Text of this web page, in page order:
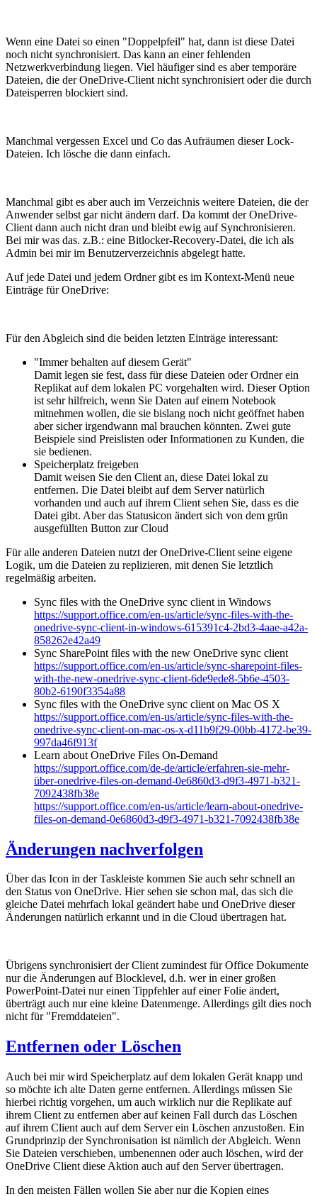
Wenn eine Datei so einen "Doppelpfeil" hat, dann ist diese Datei
noch nicht synchronisiert. Das kann an einer fehlenden
Netzwerkverbindung liegen. Viel häufiger sind es aber temporäre
Dateien, die der OneDrive-Client nicht synchronisiert oder die durch
Dateisperren blockiert sind.
Manchmal vergessen Excel und Co das Aufräumen dieser Lock-
Dateien. Ich lösche die dann einfach.
Manchmal gibt es aber auch im Verzeichnis weitere Dateien, die der
Anwender selbst gar nicht ändern darf. Da kommt der OneDrive-
Client dann auch nicht dran und bleibt ewig auf Synchronisieren.
Bei mir was das. z.B.: eine Bitlocker-Recovery-Datei, die ich als
Admin bei mir im Benutzerverzeichnis abgelegt hatte.
Auf jede Datei und jedem Ordner gibt es im Kontext-Menü neue
Einträge für OneDrive:
Für den Abgleich sind die beiden letzten Einträge interessant:
"Immer behalten auf diesem Gerät"
Damit legen sie fest, dass für diese Dateien oder Ordner ein
Replikat auf dem lokalen PC vorgehalten wird. Dieser Option
ist sehr hilfreich, wenn Sie Daten auf einem Notebook
mitnehmen wollen, die sie bislang noch nicht geöffnet haben
aber sicher irgendwann mal brauchen könnten. Zwei gute
Beispiele sind Preislisten oder Informationen zu Kunden, die
sie bedienen.
Speicherplatz freigeben
Damit weisen Sie den Client an, diese Datei lokal zu
entfernen. Die Datei bleibt auf dem Server natürlich
vorhanden und auch auf ihrem Client sehen Sie, dass es die
Datei gibt. Aber das Statusicon ändert sich von dem grün
ausgefüllten Button zur Cloud
Für alle anderen Dateien nutzt der OneDrive-Client seine eigene
Logik, um die Dateien zu replizieren, mit denen Sie letztlich
regelmäßig arbeiten.
Sync files with the OneDrive sync client in Windows
https://support.office.com/en-us/article/sync-files-with-the-
onedrive-sync-client-in-windows-615391c4-2bd3-4aae-a42a-
858262e42a49
Sync SharePoint files with the new OneDrive sync client
https://support.office.com/en-us/article/sync-sharepoint-files-
with-the-new-onedrive-sync-client-6de9ede8-5b6e-4503-
80b2-6190f3354a88
Sync files with the OneDrive sync client on Mac OS X
https://support.office.com/en-us/article/sync-files-with-the-
onedrive-sync-client-on-mac-os-x-d11b9f29-00bb-4172-be39-
997da46f913f
Learn about OneDrive Files On-Demand
https://support.office.com/de-de/article/erfahren-sie-mehr-
über-onedrive-files-on-demand-0e6860d3-d9f3-4971-b321-
7092438fb38e
https://support.office.com/en-us/article/learn-about-onedrive-
files-on-demand-0e6860d3-d9f3-4971-b321-7092438fb38e
Änderungen nachverfolgen
Über das Icon in der Taskleiste kommen Sie auch sehr schnell an
den Status von OneDrive. Hier sehen sie schon mal, das sich die
gleiche Datei mehrfach lokal geändert habe und OneDrive dieser
Änderungen natürlich erkannt und in die Cloud übertragen hat.
Übrigens synchronisiert der Client zumindest für Office Dokumente
nur die Änderungen auf Blocklevel, d.h. wer in einer großen
PowerPoint-Datei nur einen Tippfehler auf einer Folie ändert,
überträgt auch nur eine kleine Datenmenge. Allerdings gilt dies noch
nicht für "Fremddateien".
Entfernen oder Löschen
Auch bei mir wird Speicherplatz auf dem lokalen Gerät knapp und
so möchte ich alte Daten gerne entfernen. Allerdings müssen Sie
hierbei richtig vorgehen, um auch wirklich nur die Replikate auf
ihrem Client zu entfernen aber auf keinen Fall durch das Löschen
auf ihrem Client auch auf dem Server ein Löschen anzustoßen. Ein
Grundprinzip der Synchronisation ist nämlich der Abgleich. Wenn
Sie Dateien verschieben, umbenennen oder auch löschen, wird der
OneDrive Client diese Aktion auch auf den Server übertragen.
In den meisten Fällen wollen Sie aber nur die Kopien eines